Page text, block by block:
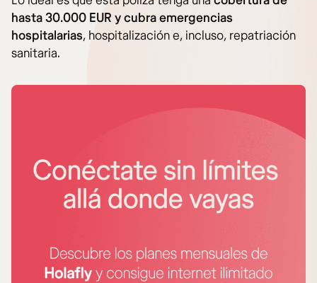
hasta 30.000 EUR y cubra emergencias
hospitalarias, hospitalización e, incluso, repatriación
sanitaria.